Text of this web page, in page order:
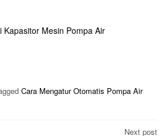
Kapasitor Mesin Pompa Air
Cara Mengatur Otomatis Pompa Air
Next post